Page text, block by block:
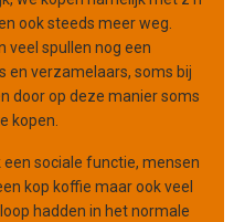
ook steeds meer weg.
veel spullen nog een
en verzamelaars, soms bij
door op deze manier soms
kopen.
sociale functie, mensen
kop koffie maar ook veel
hadden in het normale